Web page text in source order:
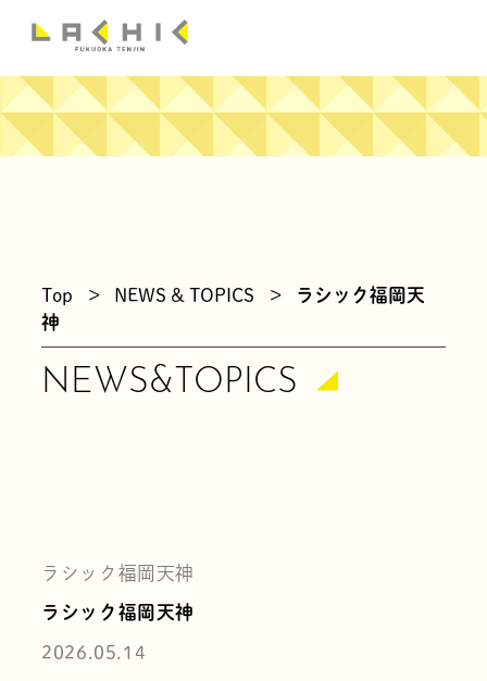
Top > NEWS & TOPICS >
ラシック福岡天
神
NEWS&TOPICS
ラシック福岡天神
ラシック福岡天神
2026.05.14